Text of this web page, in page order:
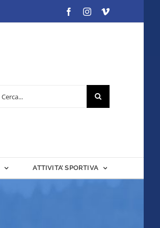
FacebookInstagramVimeo
ATTIVITA’ SPORTIVA